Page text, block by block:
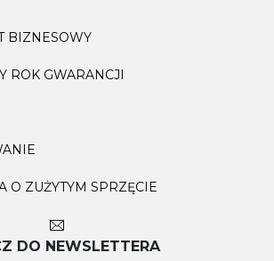
BIZNESOWY
ROK GWARANCJI
O ZUŻYTYM SPRZĘCIE
DO NEWSLETTERA